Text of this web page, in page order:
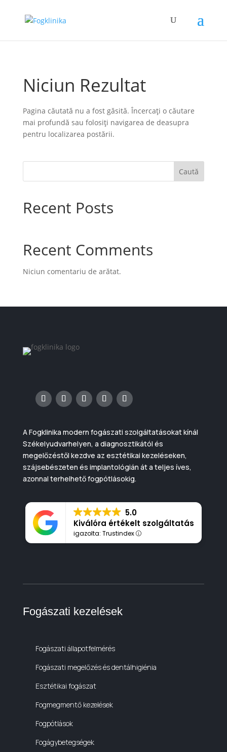
Niciun Rezultat
Pagina căutată nu a fost găsită. Încercați o căutare
mai profundă sau folosiți navigarea de deasupra
pentru localizarea postării.
Caută
Recent Posts
Recent Comments
Niciun comentariu de arătat.
A Fogklinika modern fogászati szolgáltatásokat kínál
Székelyudvarhelyen, a diagnosztikától és
megelőzéstől kezdve az esztétikai kezeléseken,
szájsebészeten és implantológián át a teljes íves,
azonnal terhelhető fogpótlásokig.
5.0
Kiválóra értékelt szolgáltatás
igazolta: Trustindex
Fogászati kezelések
Fogászati állapotfelmérés
Fogászati megelőzés és dentálhigiénia
Esztétikai fogászat
Fogmegmentő kezelések
Fogpótlások
Fogágybetegségek